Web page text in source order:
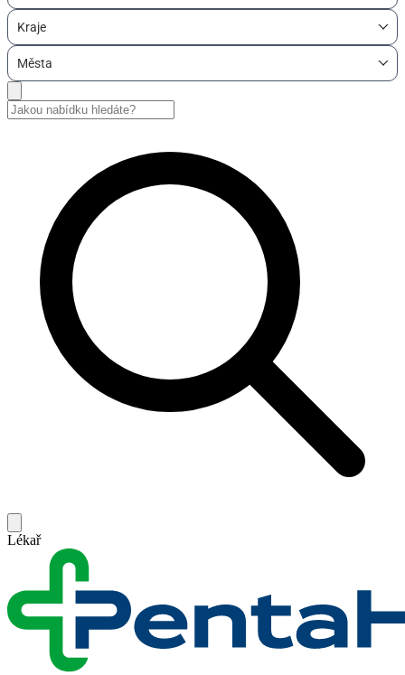
Kraje
Města
Lékař